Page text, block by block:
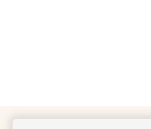
Toda a supervisão